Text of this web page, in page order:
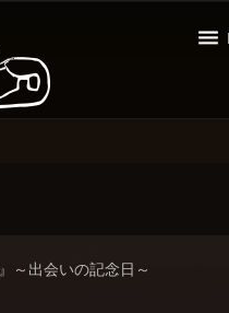
～出会いの記念日～